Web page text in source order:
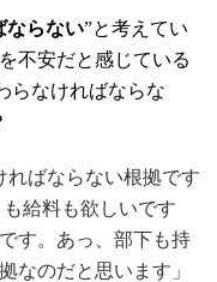
ならない”と考えてい
不安だと感じている
らなければならな
ればならない根拠です
給料も欲しいです
す。あっ、部下も持
なのだと思います」